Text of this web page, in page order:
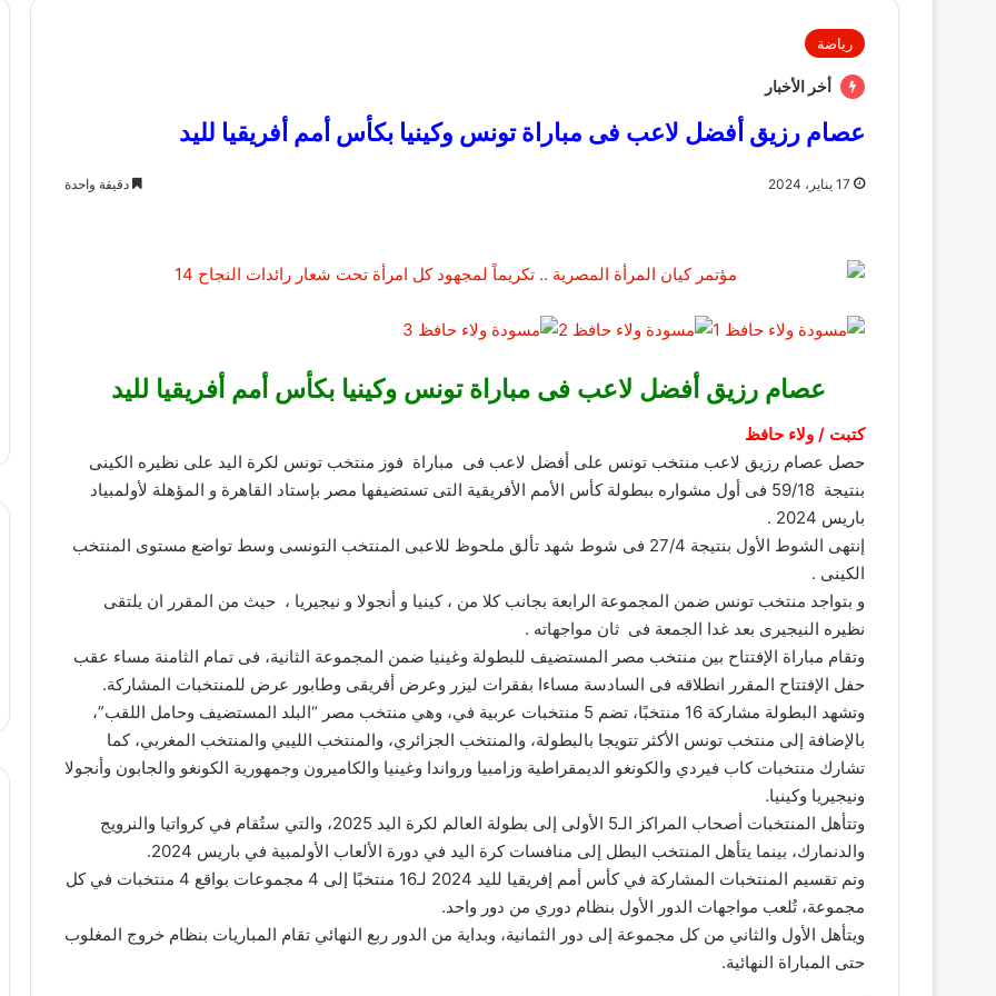
رياضة
أخر الأخبار
عصام رزيق أفضل لاعب فى مباراة تونس وكينيا بكأس أمم أفريقيا لليد
17 يناير، 2024 دقيقة واحدة
عصام رزيق أفضل لاعب فى مباراة تونس وكينيا بكأس أمم أفريقيا لليد
كتبت / ولاء حافظ
حصل عصام رزيق لاعب منتخب تونس على أفضل لاعب فى مباراة فوز منتخب تونس لكرة اليد على نظيره الكينى
بنتيجة 59/18 فى أول مشواره ببطولة كأس الأمم الأفريقية التى تستضيفها مصر بإستاد القاهرة و المؤهلة لأولمبياد
باريس 2024 .
إنتهى الشوط الأول بنتيجة 27/4 فى شوط شهد تألق ملحوظ للاعبى المنتخب التونسى وسط تواضع مستوى المنتخب
الكينى .
و بتواجد منتخب تونس ضمن المجموعة الرابعة بجانب كلا من ، كينيا و أنجولا و نيجيريا ، حيث من المقرر ان يلتقى
نظيره النيجيرى بعد غدا الجمعة فى ثان مواجهاته .
وتقام مباراة الإفتتاح بين منتخب مصر المستضيف للبطولة وغينيا ضمن المجموعة الثانية، فى تمام الثامنة مساء عقب
حفل الإفتتاح المقرر انطلاقه فى السادسة مساءا بفقرات ليزر وعرض أفريقى وطابور عرض للمنتخبات المشاركة.
وتشهد البطولة مشاركة 16 منتخبًا، تضم 5 منتخبات عربية في، وهي منتخب مصر “البلد المستضيف وحامل اللقب”،
بالإضافة إلى منتخب تونس الأكثر تتويجا بالبطولة، والمنتخب الجزائري، والمنتخب الليبي والمنتخب المغربي، كما
تشارك منتخبات كاب فيردي والكونغو الديمقراطية وزامبيا ورواندا وغينيا والكاميرون وجمهورية الكونغو والجابون وأنجولا
ونيجيريا وكينيا.
وتتأهل المنتخبات أصحاب المراكز الـ5 الأولى إلى بطولة العالم لكرة اليد 2025، والتي ستُقام في كرواتيا والنرويج
والدنمارك، بينما يتأهل المنتخب البطل إلى منافسات كرة اليد في دورة الألعاب الأولمبية في باريس 2024.
وتم تقسيم المنتخبات المشاركة في كأس أمم إفريقيا لليد 2024 لـ16 منتخبًا إلى 4 مجموعات بواقع 4 منتخبات في كل
مجموعة، تُلعب مواجهات الدور الأول بنظام دوري من دور واحد.
ويتأهل الأول والثاني من كل مجموعة إلى دور الثمانية، وبداية من الدور ربع النهائي تقام المباريات بنظام خروج المغلوب
حتى المباراة النهائية.